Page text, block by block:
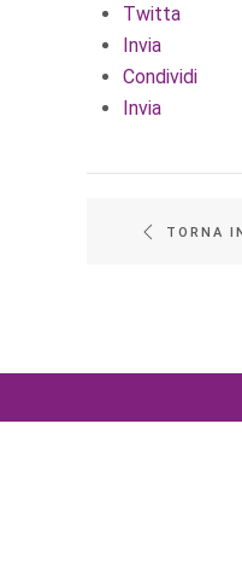
Twitta
Invia
Condividi
Invia
TORNA